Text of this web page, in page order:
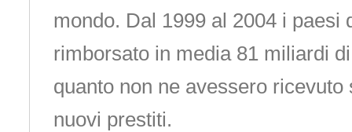
mondo. Dal 1999 al 2004 i paesi
rimborsato in media 81 miliardi
quanto non ne avessero ricevuto
nuovi prestiti.